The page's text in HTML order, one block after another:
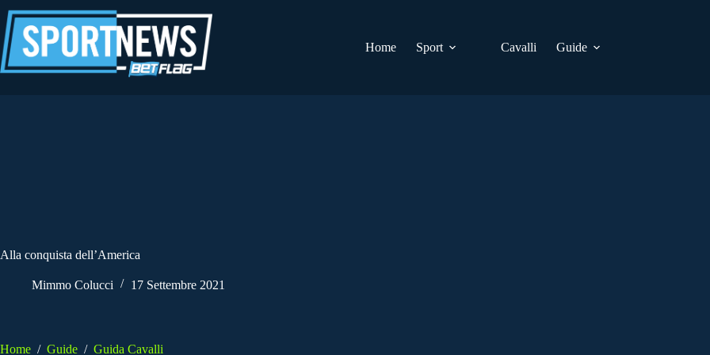
al
contenuto
Home
Sport Cavalli Guide
Alla conquista dell’America
Mimmo Colucci 17 Settembre 2021
Home / Guide / Guida Cavalli